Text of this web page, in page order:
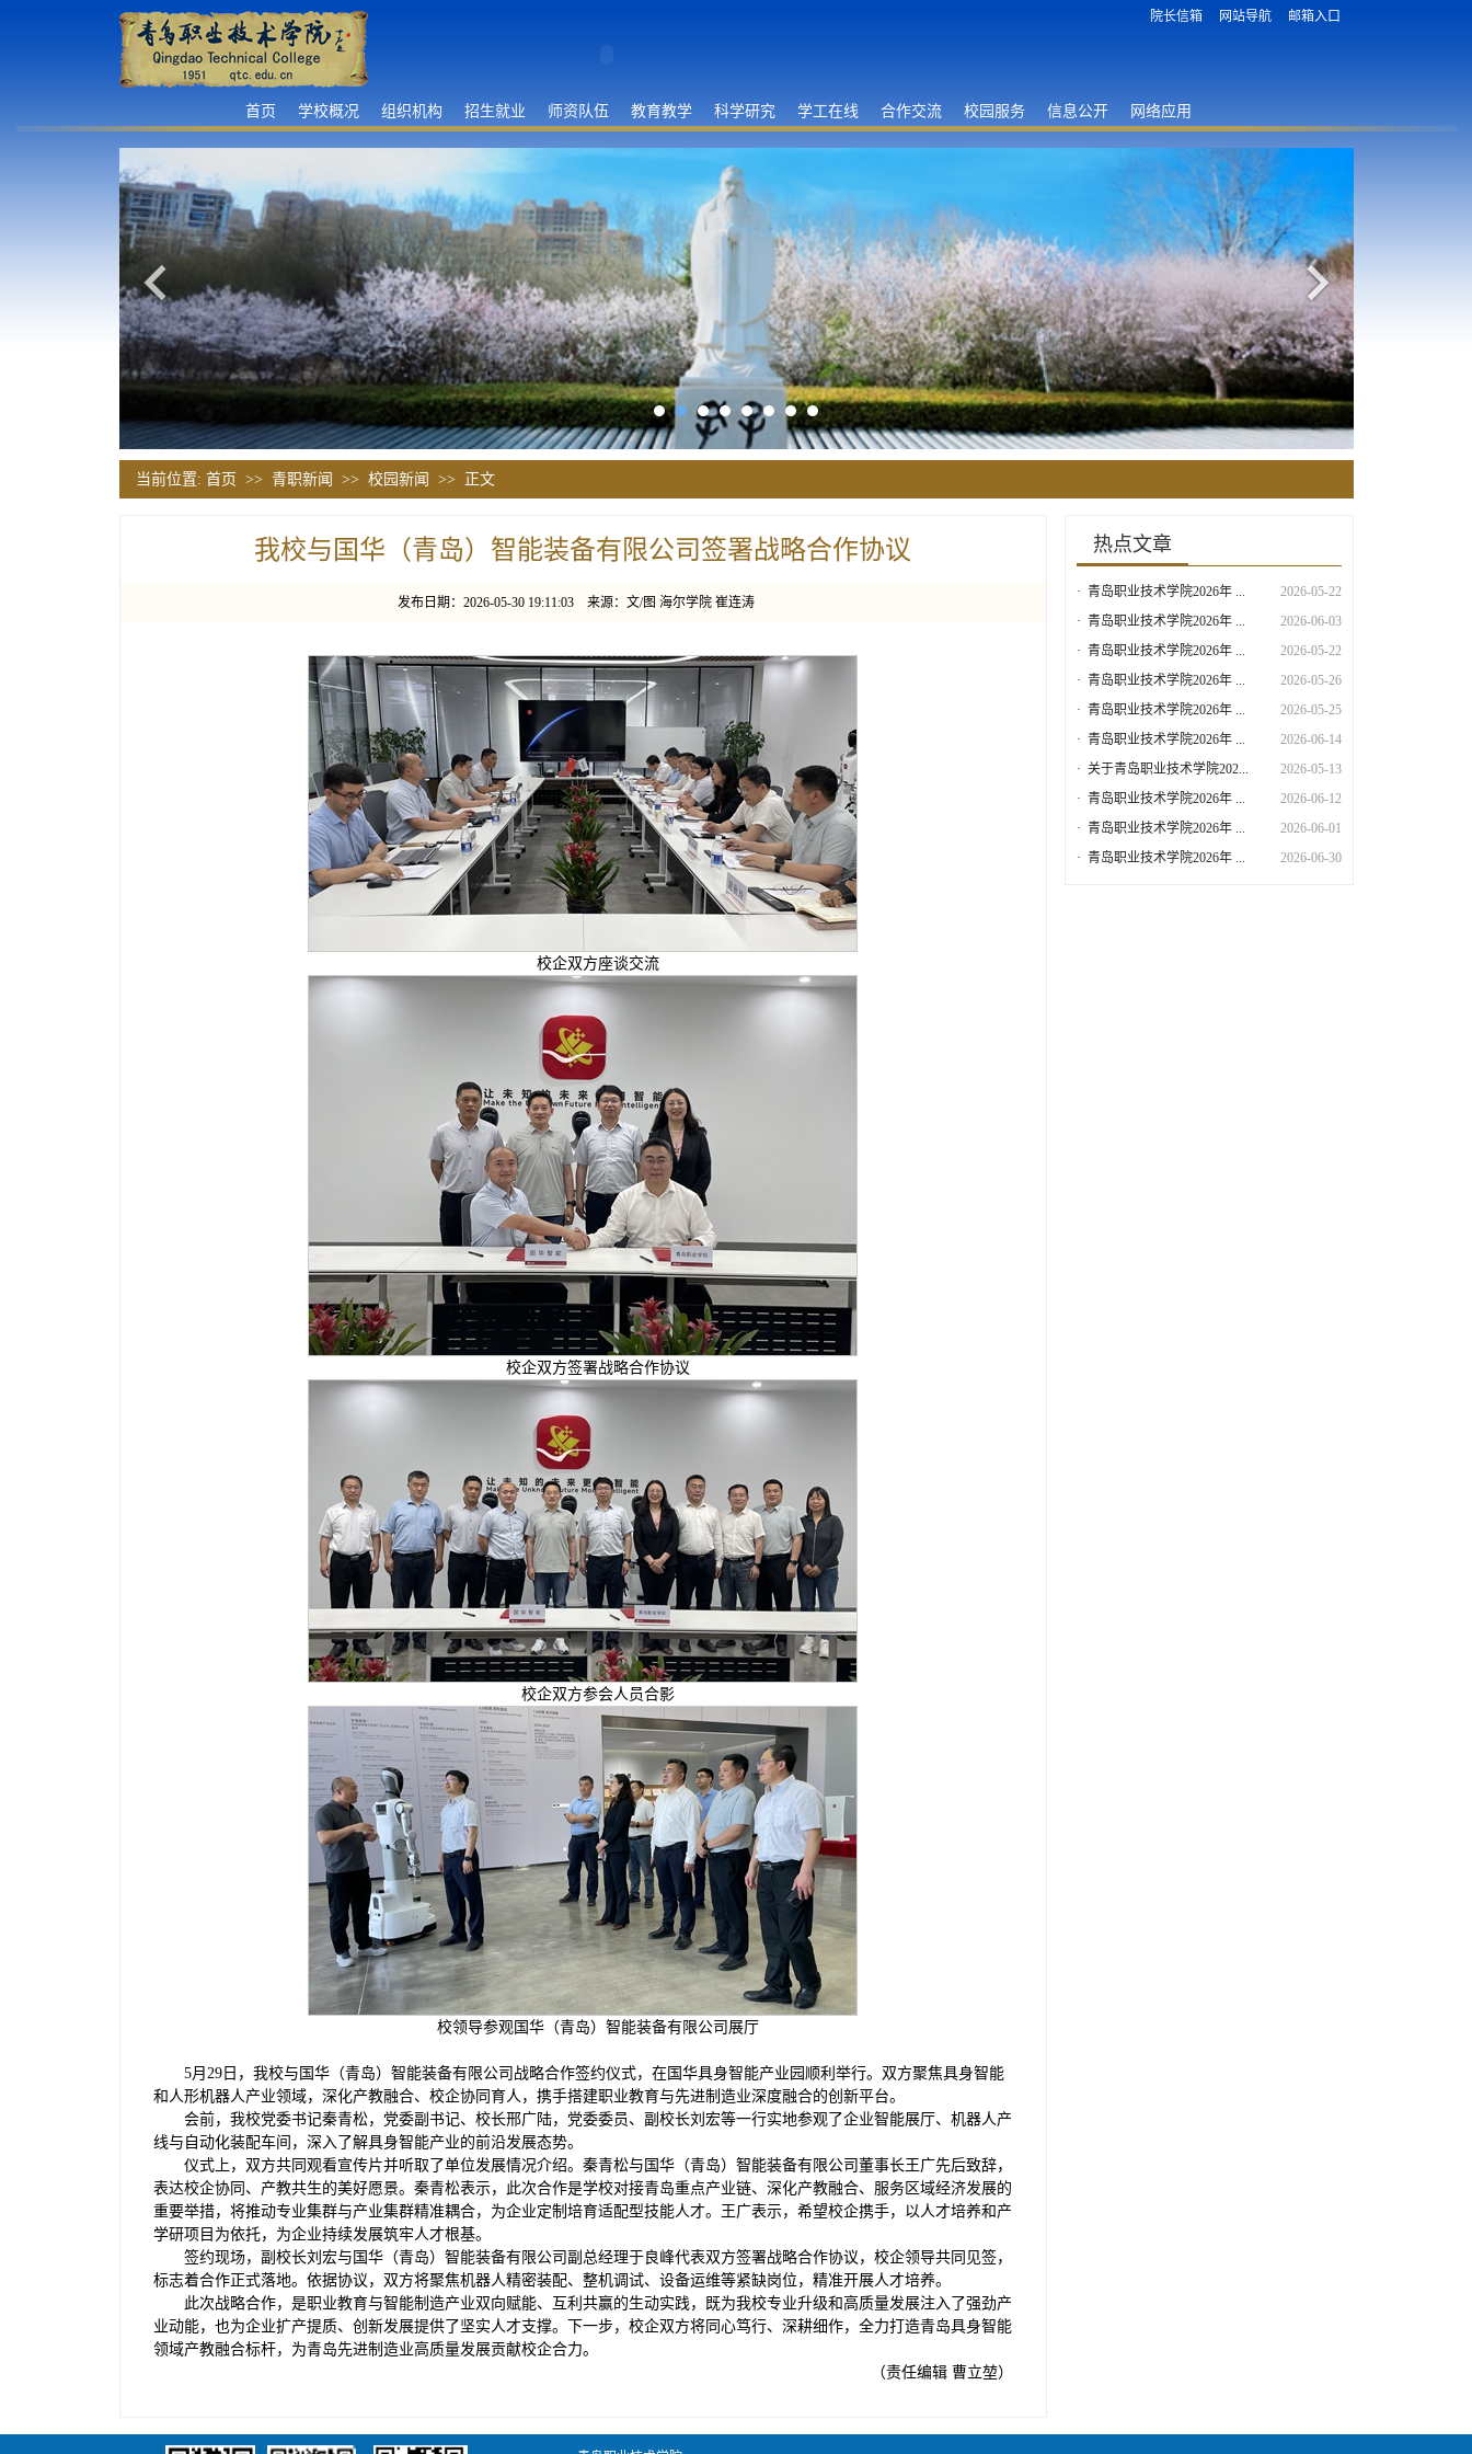
院长信箱 网站导航 邮箱入口
首页 学校概况 组织机构 招生就业 师资队伍 教育教学 科学研究 学工在线 合作交流 校园服务 信息公开 网络应用
当前位置: 首页 >> 青职新闻 >> 校园新闻 >> 正文
我校与国华（青岛）智能装备有限公司签署战略合作协议
发布日期：2026-05-30 19:11:03 来源：文/图 海尔学院 崔连涛
校企双方座谈交流
校企双方签署战略合作协议
校企双方参会人员合影
校领导参观国华（青岛）智能装备有限公司展厅
5月29日，我校与国华（青岛）智能装备有限公司战略合作签约仪式，在国华具身智能产业园顺利举行。双方聚焦具身智能
和人形机器人产业领域，深化产教融合、校企协同育人，携手搭建职业教育与先进制造业深度融合的创新平台。
会前，我校党委书记秦青松，党委副书记、校长邢广陆，党委委员、副校长刘宏等一行实地参观了企业智能展厅、机器人产
线与自动化装配车间，深入了解具身智能产业的前沿发展态势。
仪式上，双方共同观看宣传片并听取了单位发展情况介绍。秦青松与国华（青岛）智能装备有限公司董事长王广先后致辞，
表达校企协同、产教共生的美好愿景。秦青松表示，此次合作是学校对接青岛重点产业链、深化产教融合、服务区域经济发展的
重要举措，将推动专业集群与产业集群精准耦合，为企业定制培育适配型技能人才。王广表示，希望校企携手，以人才培养和产
学研项目为依托，为企业持续发展筑牢人才根基。
签约现场，副校长刘宏与国华（青岛）智能装备有限公司副总经理于良峰代表双方签署战略合作协议，校企领导共同见签，
标志着合作正式落地。依据协议，双方将聚焦机器人精密装配、整机调试、设备运维等紧缺岗位，精准开展人才培养。
此次战略合作，是职业教育与智能制造产业双向赋能、互利共赢的生动实践，既为我校专业升级和高质量发展注入了强劲产
业动能，也为企业扩产提质、创新发展提供了坚实人才支撑。下一步，校企双方将同心笃行、深耕细作，全力打造青岛具身智能
领域产教融合标杆，为青岛先进制造业高质量发展贡献校企合力。
（责任编辑 曹立堃）
热点文章
· 青岛职业技术学院2026年 ...
2026-05-22
· 青岛职业技术学院2026年 ...
2026-06-03
· 青岛职业技术学院2026年 ...
2026-05-22
· 青岛职业技术学院2026年 ...
2026-05-26
· 青岛职业技术学院2026年 ...
2026-05-25
· 青岛职业技术学院2026年 ...
2026-06-14
· 关于青岛职业技术学院202...
2026-05-13
· 青岛职业技术学院2026年 ...
2026-06-12
· 青岛职业技术学院2026年 ...
2026-06-01
· 青岛职业技术学院2026年 ... 2026-06-30